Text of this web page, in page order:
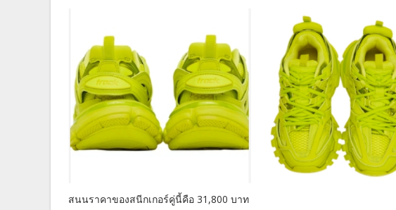
สนนราคาของสนีกเกอร์คู่นี้คือ 31,800 บาท